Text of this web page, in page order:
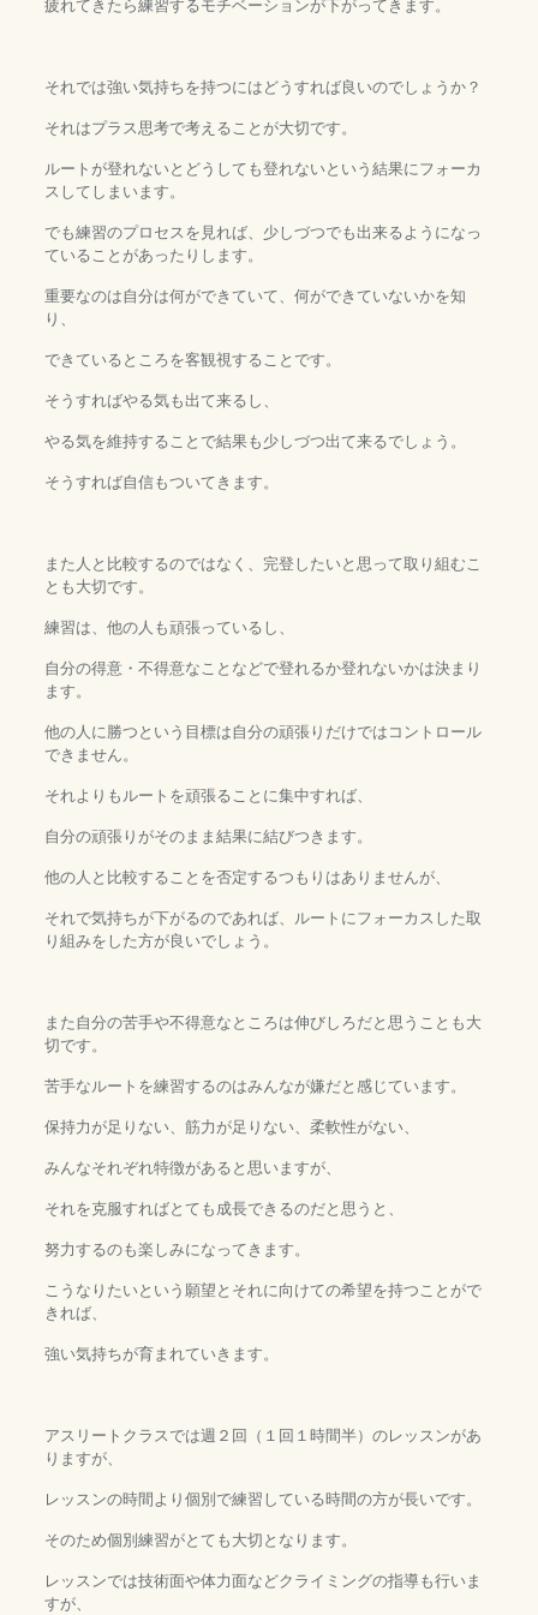
疲れてきたら練習するモチベーションが下がってきます。
それでは強い気持ちを持つにはどうすれば良いのでしょうか？
それはプラス思考で考えることが大切です。
ルートが登れないとどうしても登れないという結果にフォーカ
スしてしまいます。
でも練習のプロセスを見れば、少しづつでも出来るようになっ
ていることがあったりします。
重要なのは自分は何ができていて、何ができていないかを知
り、
できているところを客観視することです。
そうすればやる気も出て来るし、
やる気を維持することで結果も少しづつ出て来るでしょう。
そうすれば自信もついてきます。
また人と比較するのではなく、完登したいと思って取り組むこ
とも大切です。
練習は、他の人も頑張っているし、
自分の得意・不得意なことなどで登れるか登れないかは決まり
ます。
他の人に勝つという目標は自分の頑張りだけではコントロール
できません。
それよりもルートを頑張ることに集中すれば、
自分の頑張りがそのまま結果に結びつきます。
他の人と比較することを否定するつもりはありませんが、
それで気持ちが下がるのであれば、ルートにフォーカスした取
り組みをした方が良いでしょう。
また自分の苦手や不得意なところは伸びしろだと思うことも大
切です。
苦手なルートを練習するのはみんなが嫌だと感じています。
保持力が足りない、筋力が足りない、柔軟性がない、
みんなそれぞれ特徴があると思いますが、
それを克服すればとても成長できるのだと思うと、
努力するのも楽しみになってきます。
こうなりたいという願望とそれに向けての希望を持つことがで
きれば、
強い気持ちが育まれていきます。
アスリートクラスでは週２回（１回１時間半）のレッスンがあ
りますが、
レッスンの時間より個別で練習している時間の方が長いです。
そのため個別練習がとても大切となります。
レッスンでは技術面や体力面などクライミングの指導も行いま
すが、